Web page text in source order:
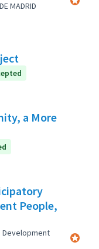
MADRID
a More
People,
Development